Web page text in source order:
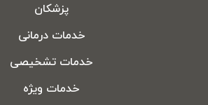
پزشکان
خدمات درمانی
خدمات تشخیصی
خدمات ویژه